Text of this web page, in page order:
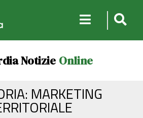
Notizie Online
MARKETING